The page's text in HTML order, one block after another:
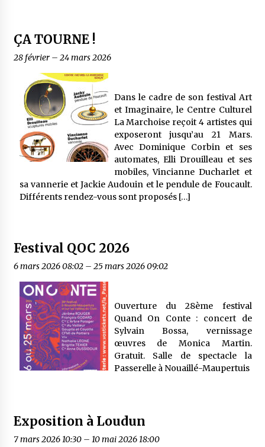
ÇA TOURNE !
28 février– 24 mars 2026
Dans le cadre de son festival Art
et Imaginaire, le Centre Culturel
La Marchoise reçoit 4 artistes qui
exposeront jusqu’au 21 Mars.
Avec Dominique Corbin et ses
automates, Elli Drouilleau et ses
mobiles, Vincianne Ducharlet et
sa vannerie et Jackie Audouin et le pendule de Foucault.
Différents rendez-vous sont proposés […]
Festival QOC 2026
6 mars 2026 08:02– 25 mars 2026 09:02
Ouverture du 28ème festival
Quand On Conte : concert de
Sylvain Bossa, vernissage
œuvres de Monica Martin.
Gratuit. Salle de spectacle la
Passerelle à Nouaillé-Maupertuis
Exposition à Loudun
7 mars 2026 10:30– 10 mai 2026 18:00